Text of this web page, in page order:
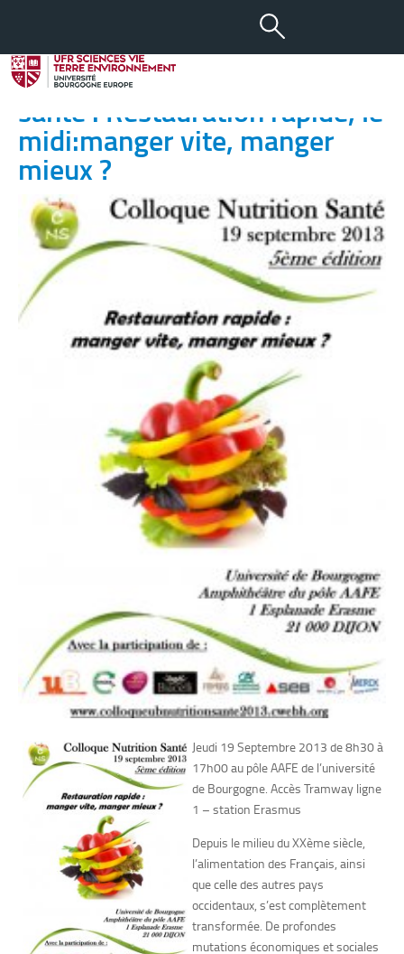
17 SEP 2013
Colloque Master 2 Nutrition-
santé : Restauration rapide, le
midi:manger vite, manger
mieux ?
Jeudi 19 Septembre 2013 de 8h30 à
17h00 au pôle AAFE de l’université
de Bourgogne. Accès Tramway ligne
1 – station Erasmus
Depuis le milieu du XXème siècle,
l’alimentation des Français, ainsi
que celle des autres pays
occidentaux, s’est complètement
transformée. De profondes
mutations économiques et sociales